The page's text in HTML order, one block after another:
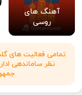
آهنگ های
روسی
تمامی فعالیت های
نظر ساماندهی